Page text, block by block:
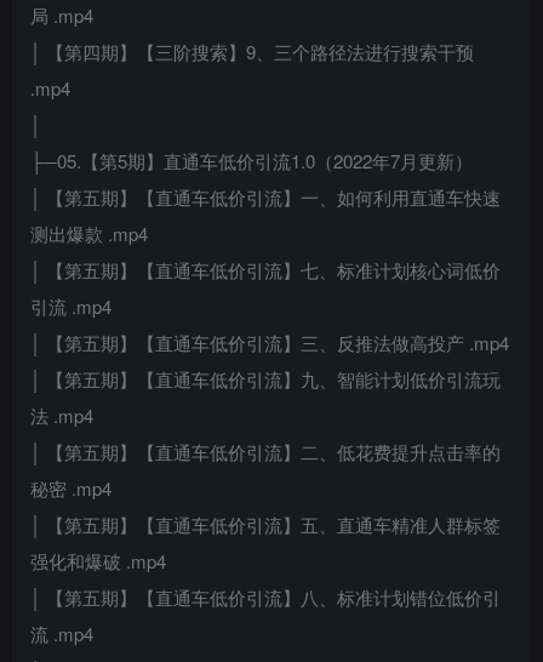
局 .mp4
│ 【第四期】【三阶搜索】9、三个路径法进行搜索干预
.mp4
├─05.【第5期】直通车低价引流1.0（2022年7月更新）
│ 【第五期】【直通车低价引流】一、如何利用直通车快速
测出爆款 .mp4
│ 【第五期】【直通车低价引流】七、标准计划核心词低价
引流 .mp4
│ 【第五期】【直通车低价引流】三、反推法做高投产 .mp4
│ 【第五期】【直通车低价引流】九、智能计划低价引流玩
法 .mp4
│ 【第五期】【直通车低价引流】二、低花费提升点击率的
秘密 .mp4
│ 【第五期】【直通车低价引流】五、直通车精准人群标签
强化和爆破 .mp4
│ 【第五期】【直通车低价引流】八、标准计划错位低价引
流 .mp4